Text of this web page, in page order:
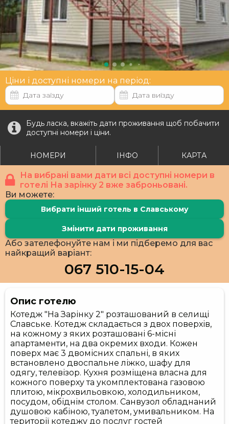
Ціни і доступні номери на період:
Будь ласка, вкажіть дати проживання щоб побачити
доступні номери і ціни.
НОМЕРИ ІНФО КАРТА
На вибрані вами дати всі доступні номери в
готелі На зарінку 2 вже заброньовані.
Ви можете:
Вибрати інший готель в Славському
Змінити дати проживання
Або зателефонуйте нам і ми підберемо для вас
найкращий варіант:
067 510-15-04
Опис готелю
Котедж "На Зарінку 2" розташований в селищі
Славське. Котедж складається з двох поверхів,
на кожному з яких розташовані 6-місні
апартаменти, на два окремих входи. Кожен
поверх має 3 двомісних спальні, в яких
встановлено двоспальне ліжко, шафу для
одягу, телевізор. Кухня розміщена власна для
кожного поверху та укомплектована газовою
плитою, мікрохвильовкою, холодильником,
посудом, обіднім столом. Санвузол обладнаний
душовою кабіною, туалетом, умивальником. На
території котеджу до послуг гостей